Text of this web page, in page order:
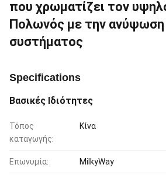
που χρωματίζει τον
Πολωνός με την ανύψωση
συστήματος
Specifications
Βασικές Ιδιότητες
Τόπος
καταγωγής:
Κίνα
Επωνυμία: MilkyWay